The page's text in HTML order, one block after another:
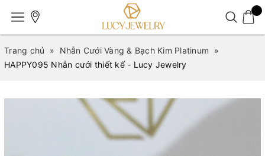
Trang chủ » Nhẫn Cưới Vàng & Bạch Kim Platinum
»
HAPPY095 Nhẫn cưới thiết kế - Lucy Jewelry